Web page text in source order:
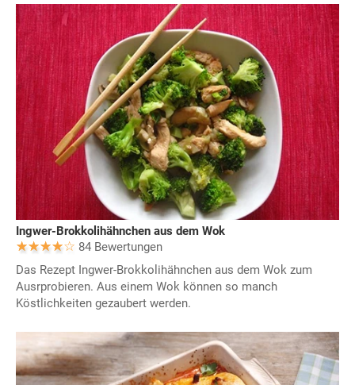
Ingwer-Brokkolihähnchen aus dem Wok
84 Bewertungen
Das Rezept Ingwer-Brokkolihähnchen aus dem Wok zum
Ausrprobieren. Aus einem Wok können so manch
Köstlichkeiten gezaubert werden.